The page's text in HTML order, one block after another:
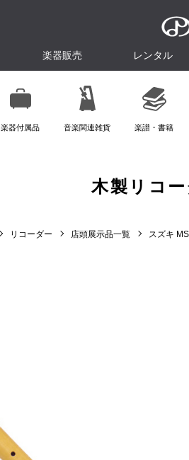
楽器販売 レンタル
楽器付属品 音楽関連雑貨 楽譜・書籍
木製リコ
リコーダー 店頭展示品一覧 スズキ